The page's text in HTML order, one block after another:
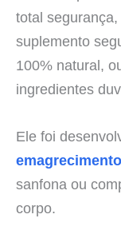
total
suplemento
100% natural,
ingredientes
Ele foi
sanfona ou
corpo.